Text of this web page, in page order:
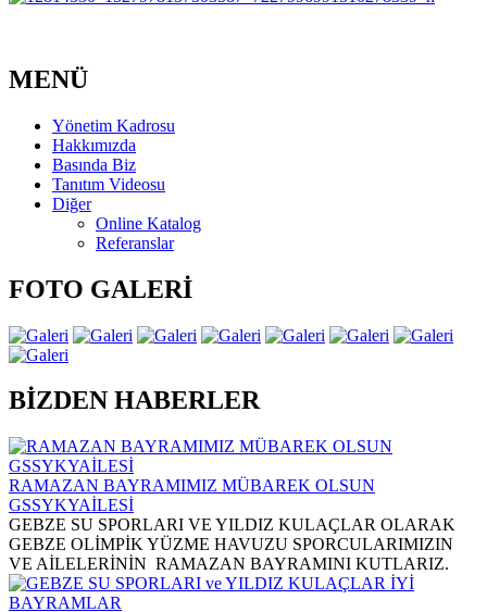
MENÜ
Yönetim Kadrosu
Hakkımızda
Basında Biz
Tanıtım Videosu
Diğer
Online Katalog
Referanslar
FOTO GALERİ
BİZDEN HABERLER
RAMAZAN BAYRAMIMIZ MÜBAREK OLSUN
GSSYKYAİLESİ
GEBZE SU SPORLARI VE YILDIZ KULAÇLAR OLARAK
GEBZE OLİMPİK YÜZME HAVUZU SPORCULARIMIZIN
VE AİLELERİNİN RAMAZAN BAYRAMINI KUTLARIZ.